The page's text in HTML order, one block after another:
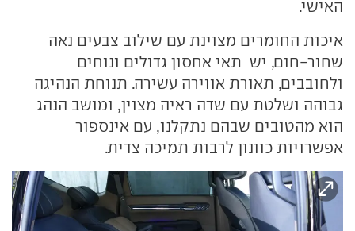
האישי.
איכות החומרים מצוינת עם שילוב צבעים נאה
שחור-חום, יש תאי אחסון גדולים ונוחים
ולחובבים, תאורת אווירה עשירה. תנוחת הנהיגה
גבוהה ושלטת עם שדה ראיה מצוין, ומושב הנהג
הוא מהטובים שבהם נתקלנו, עם אינספור
אפשרויות כוונון לרבות תמיכה צדית.